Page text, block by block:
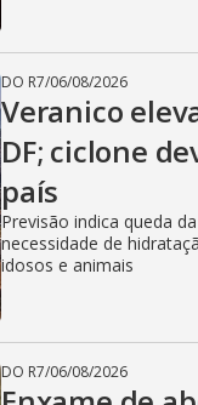
DO R7/06/08/2026
Veranico
DF; ciclone
país
Previsão indica queda
necessidade de
idosos e animais
DO R7/06/08/2026